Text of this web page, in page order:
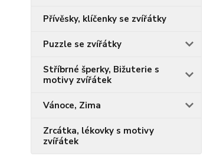
Přívěsky, klíčenky se zvířátky
Puzzle se zvířátky
Stříbrné šperky, Bižuterie s
motivy zvířátek
Vánoce, Zima
Zrcátka, lékovky s motivy
zvířátek